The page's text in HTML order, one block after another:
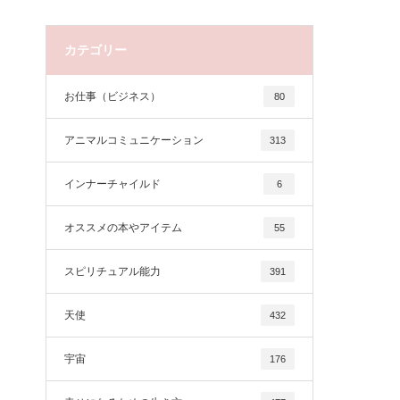
カテゴリー
お仕事（ビジネス） 80
アニマルコミュニケーション 313
インナーチャイルド 6
オススメの本やアイテム 55
スピリチュアル能力 391
天使 432
宇宙 176